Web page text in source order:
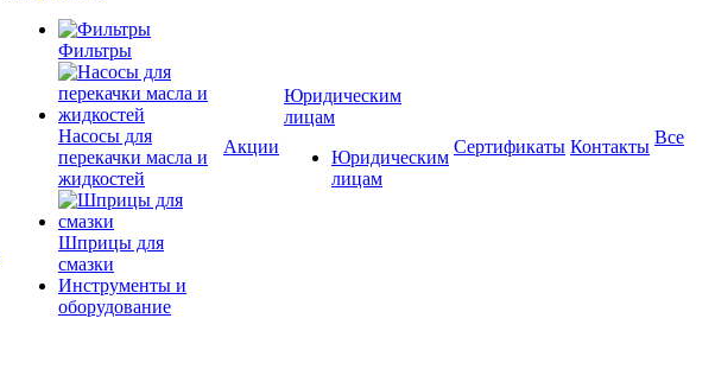
Фильтры
Насосы для
перекачки масла и
жидкостей
Шприцы для
смазки
Инструменты и
оборудование
Акции
Юридическим
лицам
Юридическим
лицам
Сертификаты Контакты Все